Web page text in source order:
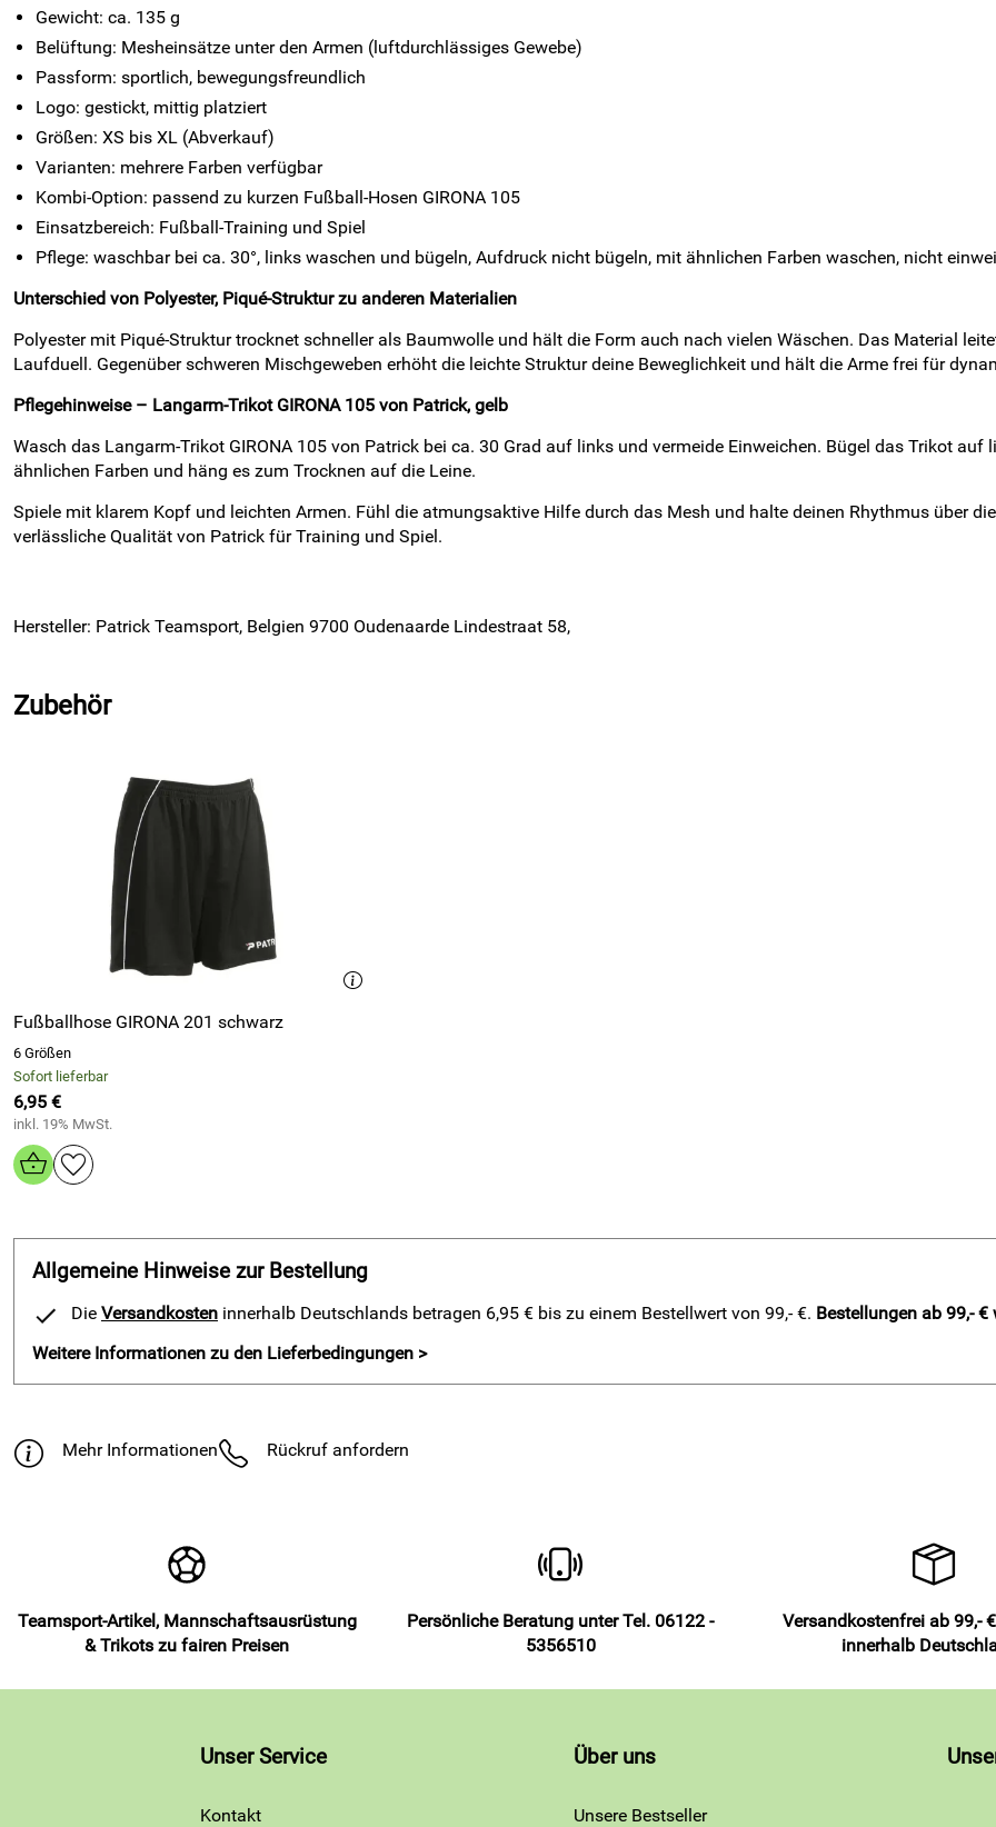
Gewicht: ca. 135 g
Belüftung: Mesheinsätze unter den Armen (luftdurchlässiges Gewebe)
Passform: sportlich, bewegungsfreundlich
Logo: gestickt, mittig platziert
Größen: XS bis XL (Abverkauf)
Varianten: mehrere Farben verfügbar
Kombi-Option: passend zu kurzen Fußball-Hosen GIRONA 105
Einsatzbereich: Fußball-Training und Spiel
Pflege: waschbar bei ca. 30°, links waschen und bügeln, Aufdruck nicht bügeln, mit ähnlichen Farben waschen, nicht
Unterschied von Polyester, Piqué-Struktur zu anderen Materialien
Polyester mit Piqué-Struktur trocknet schneller als Baumwolle und hält die Form auch nach vielen Wäschen. Das Material
Laufduell. Gegenüber schweren Mischgeweben erhöht die leichte Struktur deine Beweglichkeit und hält die Arme frei für
Pflegehinweise – Langarm-Trikot GIRONA 105 von Patrick, gelb
Wasch das Langarm-Trikot GIRONA 105 von Patrick bei ca. 30 Grad auf links und vermeide Einweichen. Bügel das Trikot
ähnlichen Farben und häng es zum Trocknen auf die Leine.
Spiele mit klarem Kopf und leichten Armen. Fühl die atmungsaktive Hilfe durch das Mesh und halte deinen Rhythmus über
verlässliche Qualität von Patrick für Training und Spiel.
Hersteller: Patrick Teamsport, Belgien 9700 Oudenaarde Lindestraat 58,
Zubehör
Fußballhose GIRONA 201 schwarz
6 Größen
Sofort lieferbar
6,95 €
inkl. 19% MwSt.
Allgemeine Hinweise zur Bestellung
Die Versandkosten innerhalb Deutschlands betragen 6,95 € bis zu einem Bestellwert von 99,- €. Bestellungen ab 99,-
Weitere Informationen zu den Lieferbedingungen >
Mehr Informationen Rückruf anfordern
Teamsport-Artikel, Mannschaftsausrüstung
& Trikots zu fairen Preisen
Persönliche Beratung unter Tel. 06122 -
5356510
Versandkostenfrei ab 99,-
innerhalb
Unser Service
Kontakt
Über uns
Unsere Bestseller